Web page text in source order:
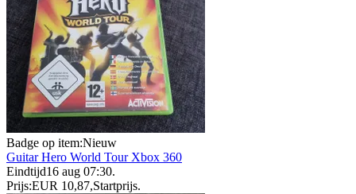
Badge op item:Nieuw
Guitar Hero World Tour Xbox 360
Eindtijd16 aug 07:30.
Prijs:EUR 10,87,Startprijs.